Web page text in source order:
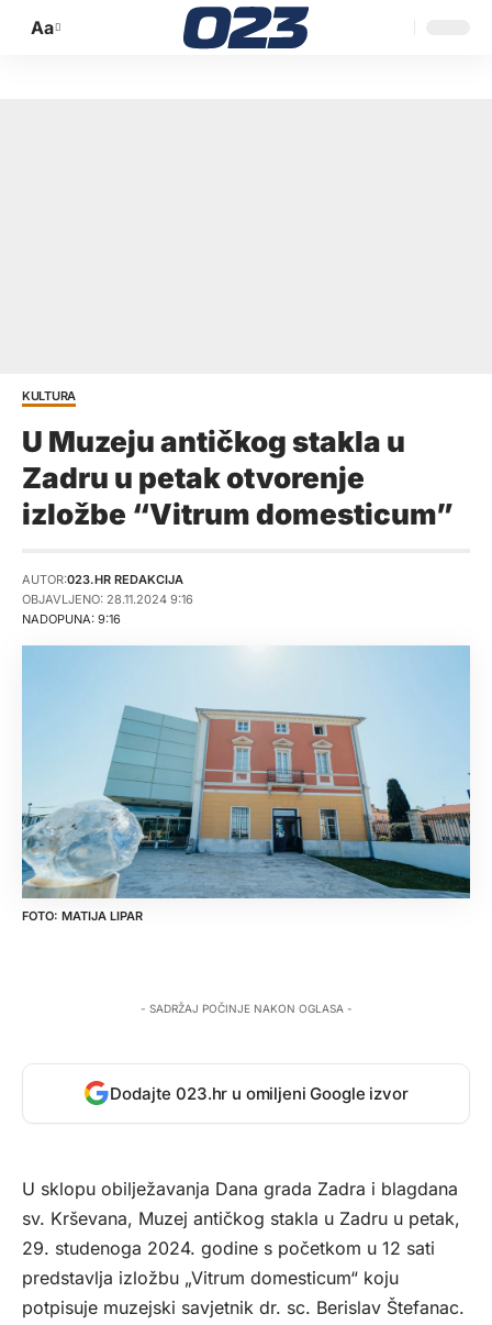
Promijeni
Aa
KULTURA
U Muzeju antičkog stakla u
Zadru u petak otvorenje
izložbe “Vitrum domesticum”
NADOPUNA: 9:16
AUTOR:023.HR REDAKCIJA
OBJAVLJENO: 28.11.2024 9:16
MATIJA LIPAR
- SADRŽAJ POČINJE NAKON OGLASA -
Dodajte 023.hr u omiljeni Google izvor
U sklopu obilježavanja Dana grada Zadra i blagdana
sv. Krševana, Muzej antičkog stakla u Zadru u petak,
29. studenoga 2024. godine s početkom u 12 sati
predstavlja izložbu „Vitrum domesticum“ koju
potpisuje muzejski savjetnik dr. sc. Berislav Štefanac.